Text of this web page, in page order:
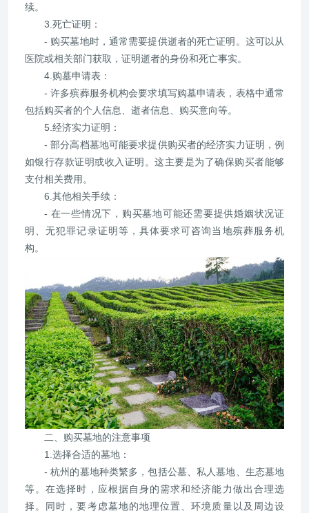
续。
3.死亡证明：
- 购买墓地时，通常需要提供逝者的死亡证明。这可以从
医院或相关部门获取，证明逝者的身份和死亡事实。
4.购墓申请表：
- 许多殡葬服务机构会要求填写购墓申请表，表格中通常
包括购买者的个人信息、逝者信息、购买意向等。
5.经济实力证明：
- 部分高档墓地可能要求提供购买者的经济实力证明，例
如银行存款证明或收入证明。这主要是为了确保购买者能够
支付相关费用。
6.其他相关手续：
- 在一些情况下，购买墓地可能还需要提供婚姻状况证
明、无犯罪记录证明等，具体要求可咨询当地殡葬服务机
构。
二、购买墓地的注意事项
1.选择合适的墓地：
- 杭州的墓地种类繁多，包括公墓、私人墓地、生态墓地
等。在选择时，应根据自身的需求和经济能力做出合理选
择。同时，要考虑墓地的地理位置、环境质量以及周边设